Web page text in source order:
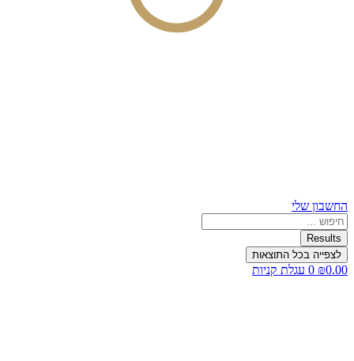
החשבון שלי
Search
...
Results
לצפייה בכל התוצאות
₪0.00
0 עגלת קניות